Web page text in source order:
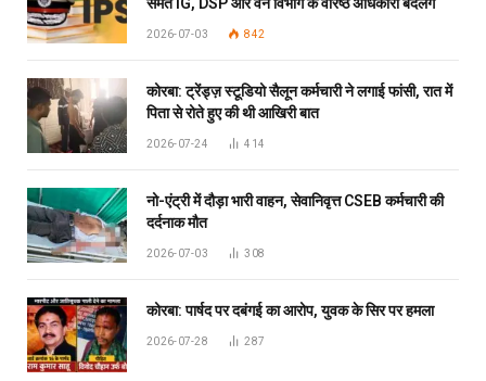
2026-07-03 842
कोरबा: ट्रेंड्ज़ स्टूडियो सैलून कर्मचारी ने लगाई फांसी, रात में
पिता से रोते हुए की थी आखिरी बात
2026-07-24 414
नो-एंट्री में दौड़ा भारी वाहन, सेवानिवृत्त CSEB कर्मचारी की
दर्दनाक मौत
2026-07-03 308
कोरबा: पार्षद पर दबंगई का आरोप, युवक के सिर पर हमला
2026-07-28 287